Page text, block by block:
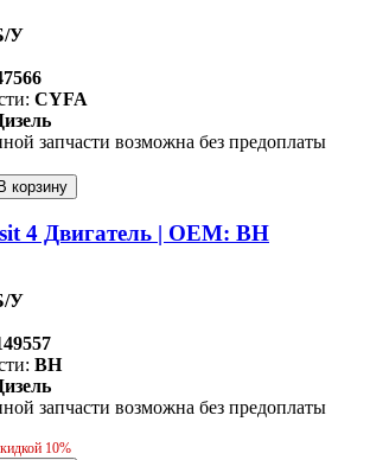
У
CYFA
запчасти возможна без предоплаты
корзину
4 Двигатель | OEM: BH
У
BH
запчасти возможна без предоплаты
10%